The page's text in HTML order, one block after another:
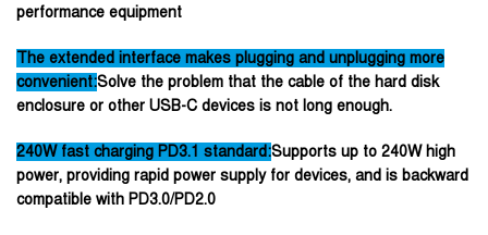
performance equipment
The extended interface makes plugging and unplugging more
convenient:Solve the problem that the cable of the hard disk
enclosure or other USB-C devices is not long enough.
240W fast charging PD3.1 standard:Supports up to 240W high
power, providing rapid power supply for devices, and is backward
compatible with PD3.0/PD2.0